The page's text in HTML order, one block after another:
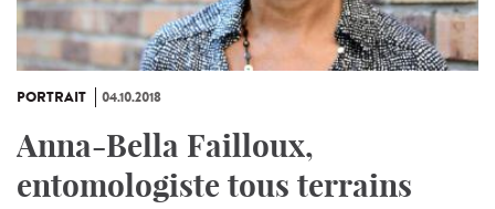
PORTRAIT 04.10.2018
Anna-Bella Failloux,
entomologiste tous terrains